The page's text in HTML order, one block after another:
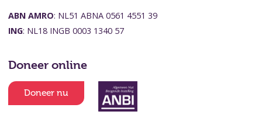
ABN AMRO: NL51 ABNA 0561 4551 39
ING: NL18 INGB 0003 1340 57
Doneer online
Doneer nu